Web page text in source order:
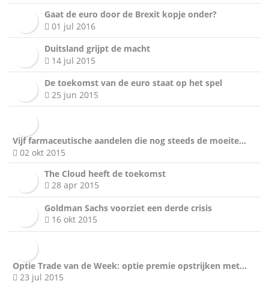
Gaat de euro door de Brexit kopje onder?
01 jul 2016
Duitsland grijpt de macht
14 jul 2015
De toekomst van de euro staat op het spel
25 jun 2015
Vijf farmaceutische aandelen die nog steeds de moeite…
02 okt 2015
The Cloud heeft de toekomst
28 apr 2015
Goldman Sachs voorziet een derde crisis
16 okt 2015
Optie Trade van de Week: optie premie opstrijken met…
23 jul 2015